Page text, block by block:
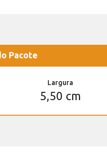
Pacote
Largura
5,50 cm